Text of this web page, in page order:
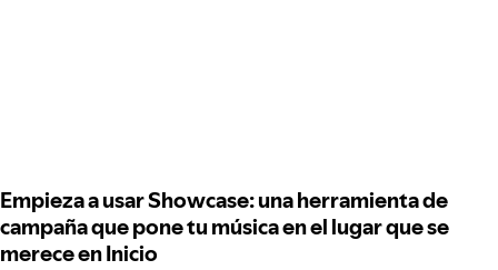
Empieza a usar Showcase: una herramienta de
campaña que pone tu música en el lugar que se
merece en Inicio